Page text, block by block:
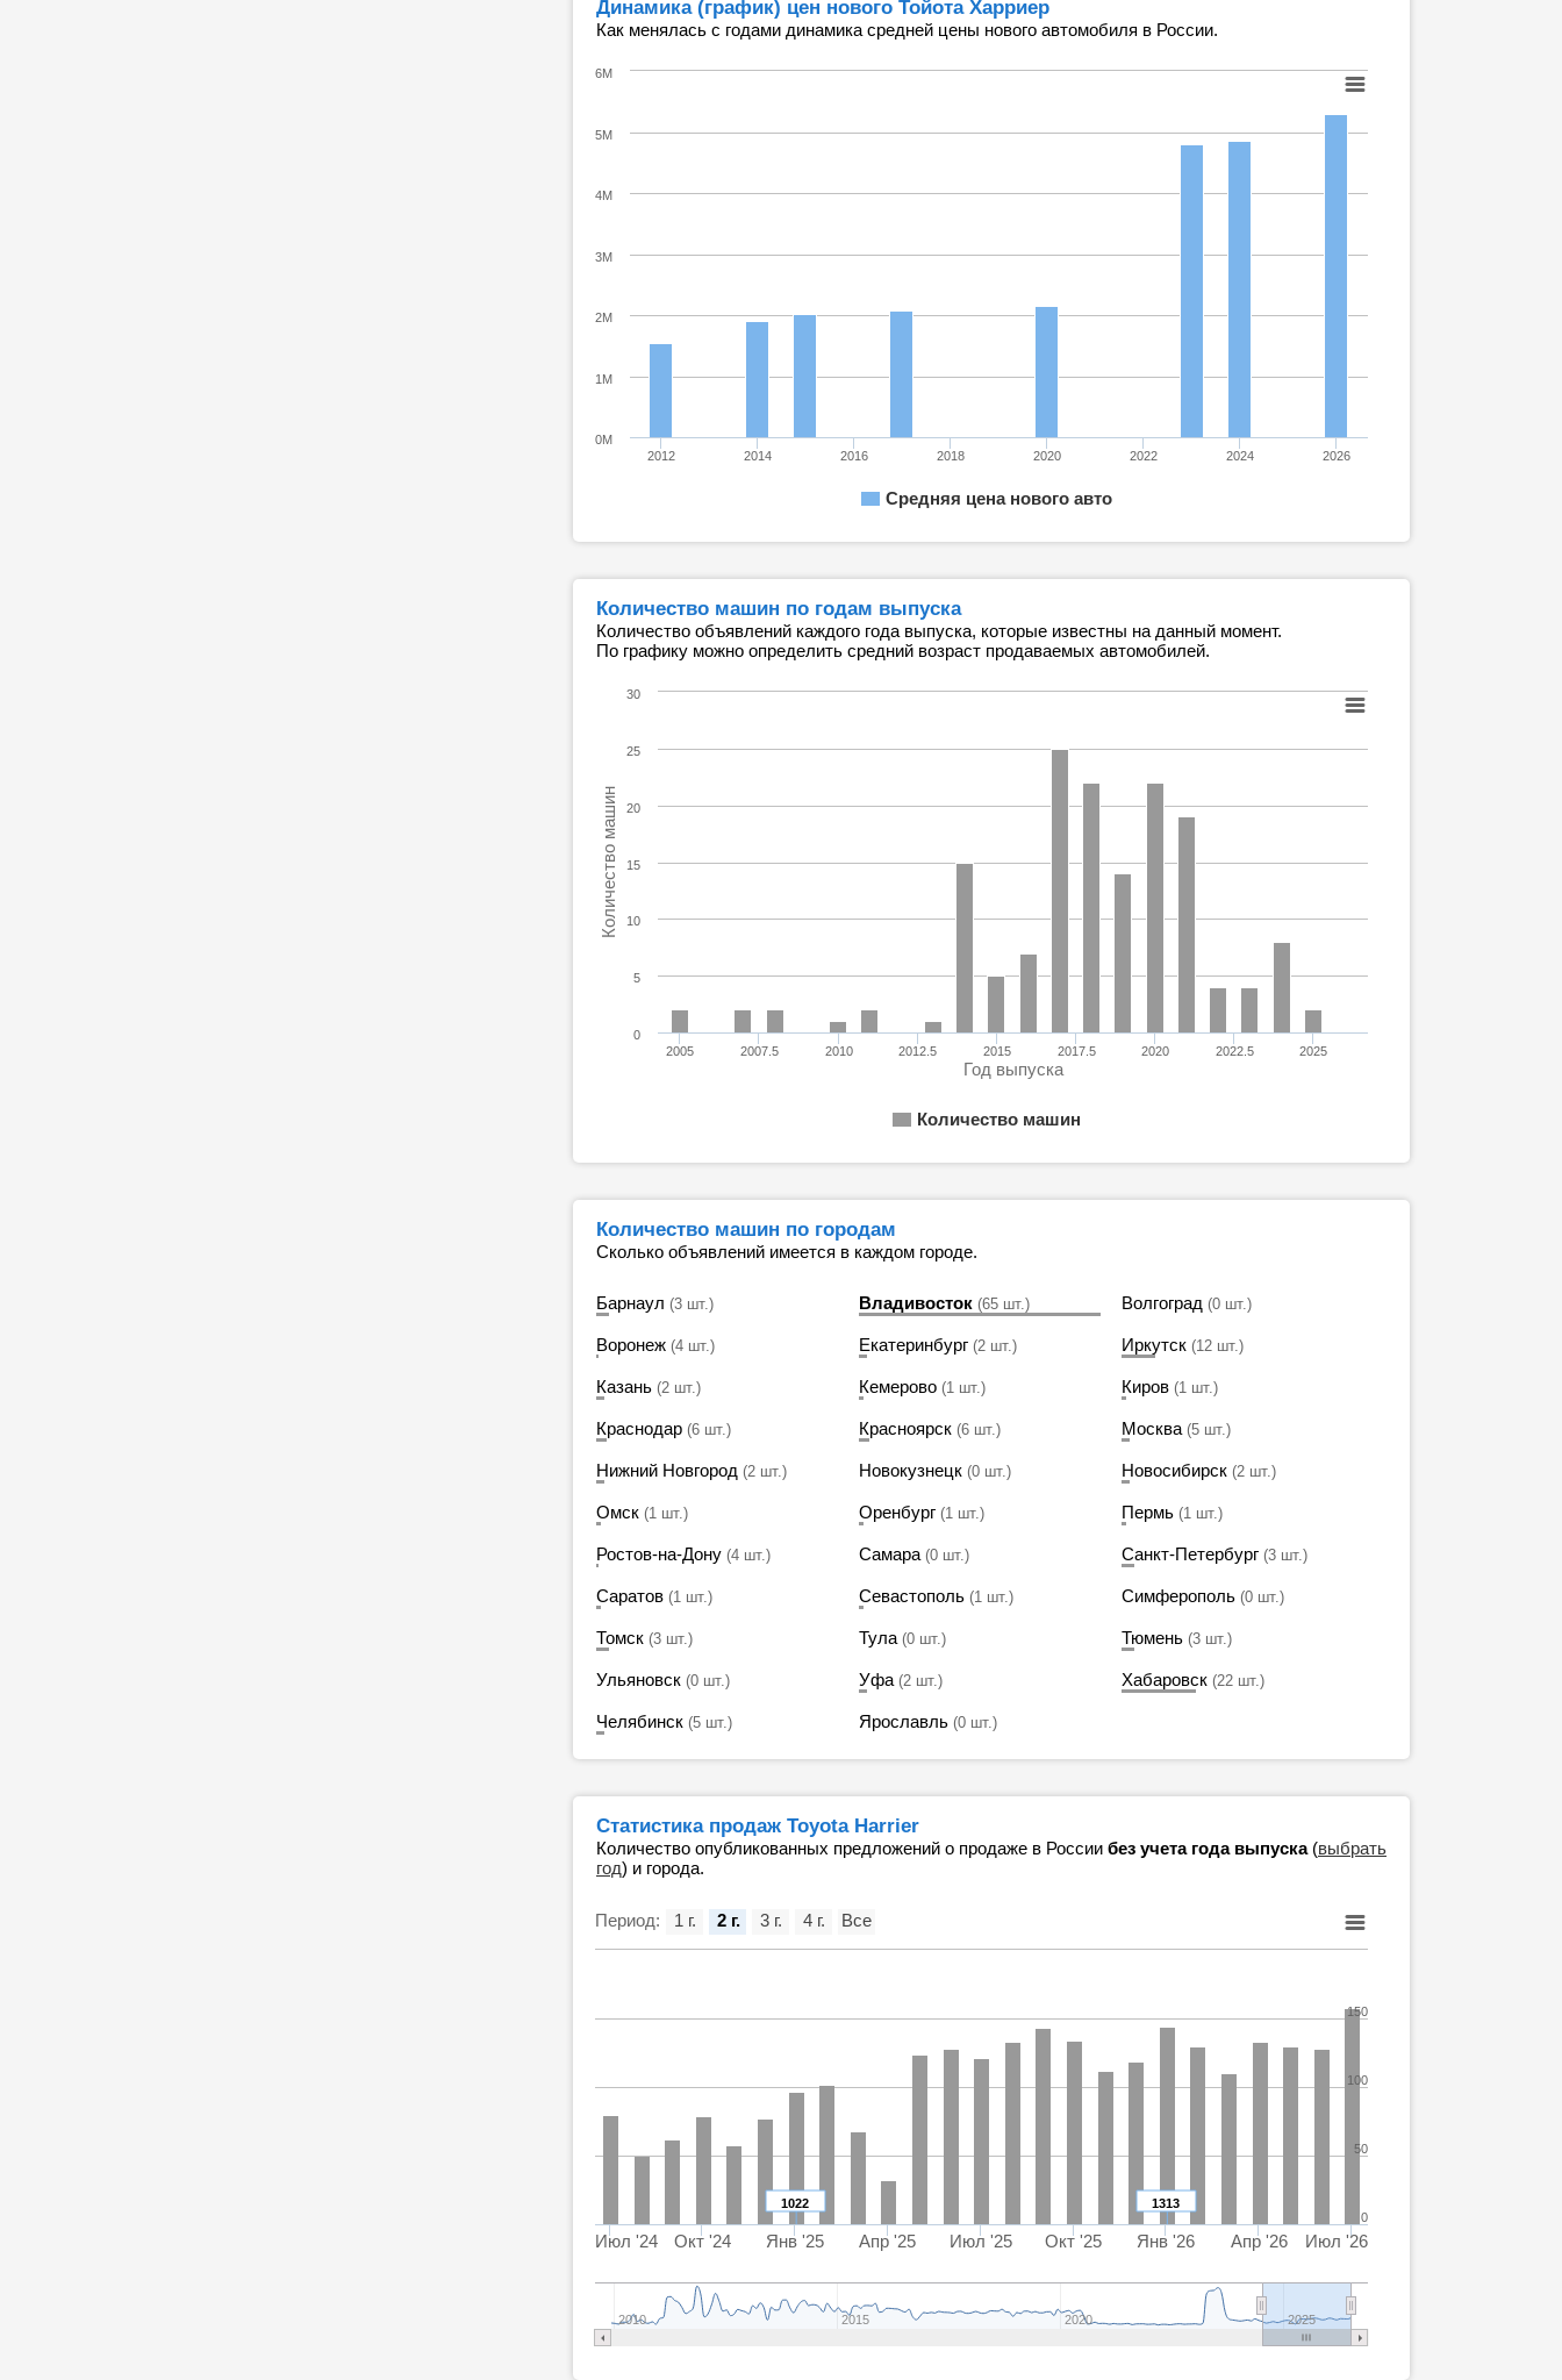
Динамика (график) цен нового Тойота Харриер
Как менялась с годами динамика средней цены нового автомобиля в России.
Средняя цена нового авто
2012 2014 2016 2018 2020 2022 2024 2026
0M
1M
2M
3M
4M
5M
6M
Количество машин по годам выпуска
Количество объявлений каждого года выпуска, которые известны на данный момент.
По графику можно определить средний возраст продаваемых автомобилей.
Год выпуска
Количество машин
Количество машин
2005 2007.5 2010 2012.5 2015 2017.5 2020 2022.5 2025
0
5
10
15
20
25
30
Количество машин по городам
Сколько объявлений имеется в каждом городе.
Барнаул (3 шт.) Владивосток (65 шт.) Волгоград (0 шт.)
Воронеж (4 шт.) Екатеринбург (2 шт.) Иркутск (12 шт.)
Казань (2 шт.) Кемерово (1 шт.) Киров (1 шт.)
Краснодар (6 шт.) Красноярск (6 шт.) Москва (5 шт.)
Нижний Новгород (2 шт.) Новокузнецк (0 шт.) Новосибирск (2 шт.)
Омск (1 шт.) Оренбург (1 шт.) Пермь (1 шт.)
Ростов-на-Дону (4 шт.) Самара (0 шт.) Санкт-Петербург (3 шт.)
Саратов (1 шт.) Севастополь (1 шт.) Симферополь (0 шт.)
Томск (3 шт.) Тула (0 шт.) Тюмень (3 шт.)
Ульяновск (0 шт.) Уфа (2 шт.) Хабаровск (22 шт.)
Челябинск (5 шт.) Ярославль (0 шт.)
Статистика продаж Toyota Harrier
Количество опубликованных предложений о продаже в России без учета года выпуска(выбрать
год) и города.
Период:
1313
1022
Июл '24 Окт '24 Янв '25 Апр '25 Июл '25 Окт '25 Янв '26 Апр '26 Июл '26
2010 2015 2020 2025
0
50
100
150
1 г. 2 г. 3 г. 4 г. Все